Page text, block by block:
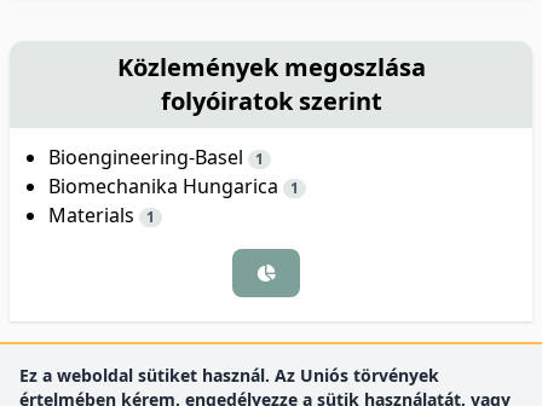
Közlemények megoszlása
folyóiratok szerint
Bioengineering-Basel 1
Biomechanika Hungarica 1
Materials 1
Ez a weboldal sütiket használ. Az Uniós törvények
értelmében kérem, engedélyezze a sütik használatát, vagy